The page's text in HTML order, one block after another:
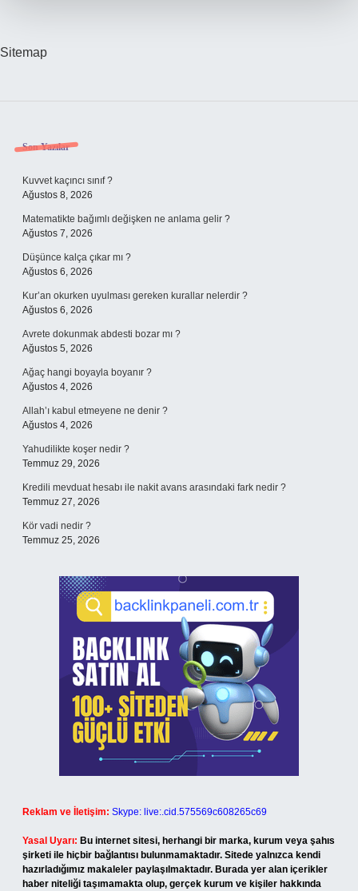
Sitemap
Sidebar
Son Yazılar
Kuvvet kaçıncı sınıf ?
Ağustos 8, 2026
Matematikte bağımlı değişken ne anlama gelir ?
Ağustos 7, 2026
Düşünce kalça çıkar mı ?
Ağustos 6, 2026
Kur’an okurken uyulması gereken kurallar nelerdir ?
Ağustos 6, 2026
Avrete dokunmak abdesti bozar mı ?
Ağustos 5, 2026
Ağaç hangi boyayla boyanır ?
Ağustos 4, 2026
Allah’ı kabul etmeyene ne denir ?
Ağustos 4, 2026
Yahudilikte koşer nedir ?
Temmuz 29, 2026
Kredili mevduat hesabı ile nakit avans arasındaki fark nedir ?
Temmuz 27, 2026
Kör vadi nedir ?
Temmuz 25, 2026
Reklam ve İletişim: Skype: live:.cid.575569c608265c69
Yasal Uyarı: Bu internet sitesi, herhangi bir marka, kurum veya şahıs
şirketi ile hiçbir bağlantısı bulunmamaktadır. Sitede yalnızca kendi
hazırladığımız makaleler paylaşılmaktadır. Burada yer alan içerikler
haber niteliği taşımamakta olup, gerçek kurum ve kişiler hakkında